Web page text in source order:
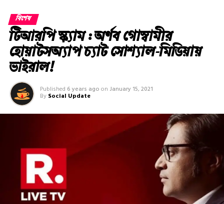
বিশেষ
টিআরপি স্ক্যাম : অর্ণব গোস্বামীর
হোয়াটসঅ্যাপ চ্যাট সোশ্যাল-মিডিয়ায়
ভাইরাল!
Published 6 years ago on January 15, 2021
By Social Update